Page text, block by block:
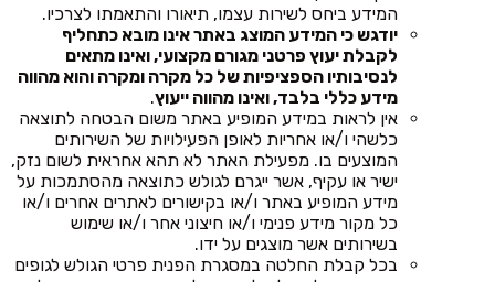
המידע ביחס לשירות עצמו, תיאורו והתאמתו לצרכיו.
יודגש כי המידע המוצג באתר אינו מובא כתחליף
לקבלת יעוץ פרטני מגורם מקצועי, ואינו מתאים
לנסיבותיו הספציפיות של כל מקרה ומקרה והוא מהווה
מידע כללי בלבד, ואינו מהווה ייעוץ.
אין לראות במידע המופיע באתר משום הבטחה לתוצאה
כלשהי ו/או אחריות לאופן הפעילויות של השירותים
המוצעים בו. מפעילת האתר לא תהא אחראית לשום נזק,
ישיר או עקיף, אשר ייגרם לגולש כתוצאה מהסתמכות על
מידע המופיע באתר ו/או בקישורים לאתרים אחרים ו/או
כל מקור מידע פנימי ו/או חיצוני אחר ו/או שימוש
בשירותים אשר מוצגים על ידו.
בכל קבלת החלטה במסגרת הפנית פרטי הגולש לגופים